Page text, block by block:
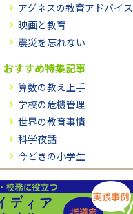
アグネスの教育アドバイス
映画と教育
震災を忘れない
おすすめ特集記事
算数の教え上手
学校の危機管理
世界の教育事情
科学夜話
今どきの小学生